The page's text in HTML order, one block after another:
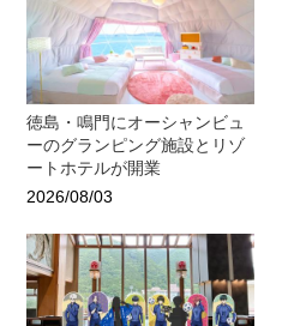
徳島・鳴門にオーシャンビュ
ーのグランピング施設とリゾ
ートホテルが開業
2026/08/03